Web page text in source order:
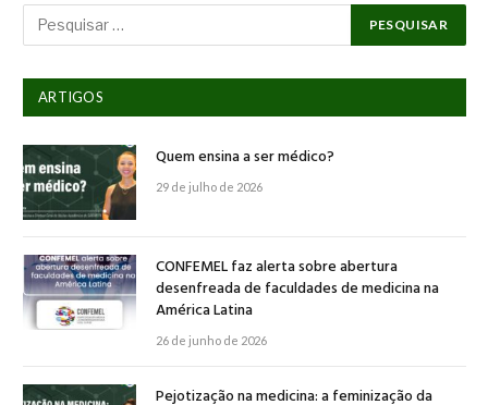
ARTIGOS
Quem ensina a ser médico?
29 de julho de 2026
CONFEMEL faz alerta sobre abertura
desenfreada de faculdades de medicina na
América Latina
26 de junho de 2026
Pejotização na medicina: a feminização da